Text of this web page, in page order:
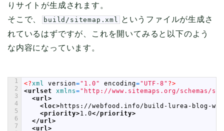
りサイトが生成されます。
そこで、
build/sitemap.xml
というファイルが生成さ
れているはずですが、これを開いてみると以下のよう
な内容になっています。
1
2
3
4
5
6
7
<? xml version= "1.0" encoding= "UTF-8" ?>
<urlset xmlns= "http://www.sitemaps.org/schemas/
<url>
<loc> https://webfood.info/build-lurea-blog-
<priority>1.0</priority>
</url>
<url>